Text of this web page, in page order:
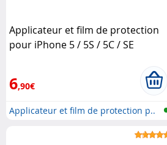
Applicateur et film de protection
pour iPhone 5 / 5S / 5C / SE
6,90€
Applicateur et film de protection p..